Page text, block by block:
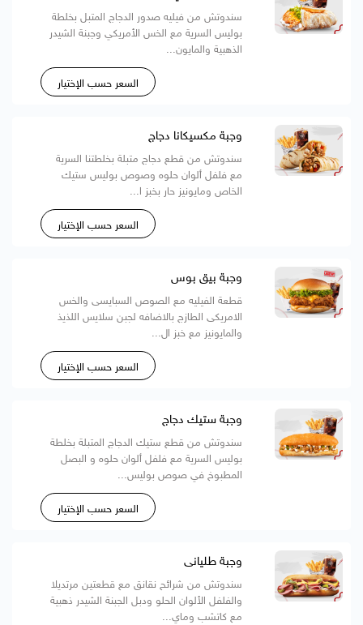
سندوتش من فيليه صدور الدجاج المتبل بخلطة
بوليس السرية مع الخس الأمريكي وجبنة الشيدر
الذهبية والمايون...
السعر حسب الإختيار
وجبة مكسيكانا دجاج
سندوتش من قطع دجاج متبلة بخلطتنا السرية
مع فلفل ألوان حلوه وصوص بوليس ستيك
الخاص ومايونيز حار بخبز ا...
السعر حسب الإختيار
وجبة بيق بوس
قطعة الفيليه مع الصوص السبايسى والخس
الامريكى الطازج بالاضافه لجبن سلايس اللذيذ
والمايونيز مع خبز ال...
السعر حسب الإختيار
وجبة ستيك دجاج
سندوتش من قطع ستيك الدجاج المتبلة بخلطة
بوليس السرية مع فلفل ألوان حلوه و البصل
المطبوخ في صوص بوليس...
السعر حسب الإختيار
وجبة طليانى
سندوتش من شرائح نقانق مع قطعتين مرتديلا
والفلفل الألوان الحلو ودبل الجبنة الشيدر ذهبية
مع كاتشب وماي...